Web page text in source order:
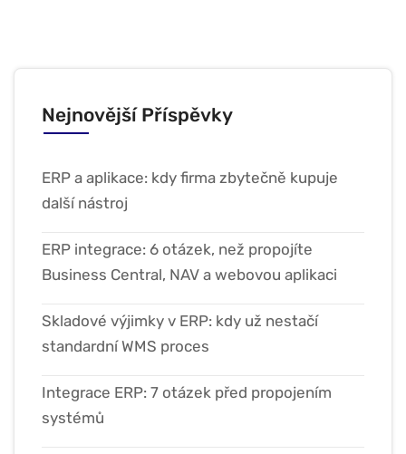
Nejnovější Příspěvky
ERP a aplikace: kdy firma zbytečně kupuje
další nástroj
ERP integrace: 6 otázek, než propojíte
Business Central, NAV a webovou aplikaci
Skladové výjimky v ERP: kdy už nestačí
standardní WMS proces
Integrace ERP: 7 otázek před propojením
systémů